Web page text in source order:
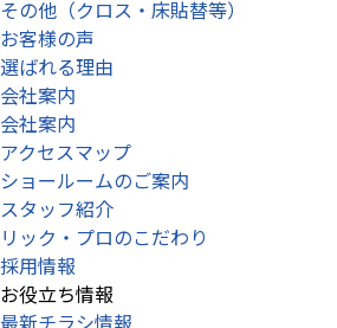
その他（クロス・床貼替等）
お客様の声
選ばれる理由
会社案内
会社案内
アクセスマップ
ショールームのご案内
スタッフ紹介
リック・プロのこだわり
採用情報
お役立ち情報
最新チラシ情報